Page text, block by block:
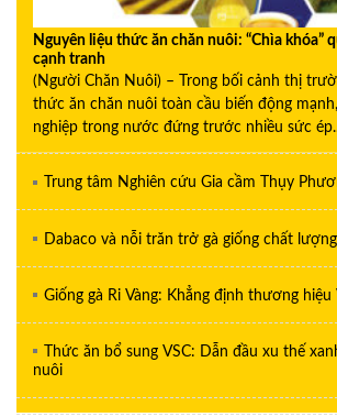
Nguyên liệu thức ăn chăn nuôi: “Chìa khóa”
cạnh tranh
(Người Chăn Nuôi) – Trong bối cảnh thị
thức ăn chăn nuôi toàn cầu biến động
nghiệp trong nước đứng trước nhiều sức
Trung tâm Nghiên cứu Gia cầm Thụy
Dabaco và nỗi trăn trở gà giống chất
Giống gà Ri Vàng: Khẳng định thương hiệu
Thức ăn bổ sung VSC: Dẫn đầu xu thế
nuôi